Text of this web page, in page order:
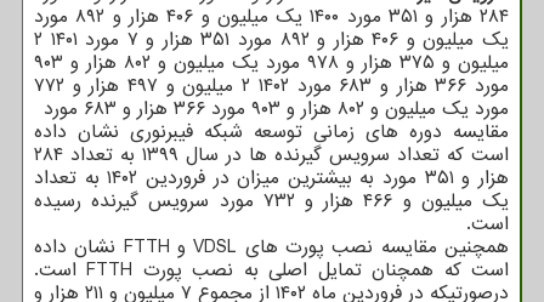
۲۸۴ هزار و ۳۵۱ مورد ۱۴۰۰ یک میلیون و ۴۰۶ هزار و ۸۹۲ مورد
یک میلیون و ۴۰۶ هزار و ۸۹۲ مورد ۳۵۱ هزار و ۷ مورد ۱۴۰۱ ۲
میلیون و ۳۷۵ هزار و ۹۷۸ مورد یک میلیون و ۸۰۲ هزار و ۹۰۳
مورد ۳۶۶ هزار و ۶۸۳ مورد ۱۴۰۲ ۲ میلیون و ۴۹۷ هزار و ۷۷۲
مورد یک میلیون و ۸۰۲ هزار و ۹۰۳ مورد ۳۶۶ هزار و ۶۸۳ مورد
مقایسه دوره های زمانی توسعه شبکه فیبرنوری نشان داده
است که تعداد سرویس گیرنده ها در سال ۱۳۹۹ به تعداد ۲۸۴
هزار و ۳۵۱ مورد به بیشترین میزان در فروردین ۱۴۰۲ به تعداد
یک میلیون و ۴۶۶ هزار و ۷۳۲ مورد سرویس گیرنده رسیده
است.
همچنین مقایسه نصب پورت های VDSL و FTTH نشان داده
است که همچنان تمایل اصلی به نصب پورت FTTH است.
درصورتیکه در فروردین ماه ۱۴۰۲ از مجموع ۷ میلیون و ۲۱۱ هزار و